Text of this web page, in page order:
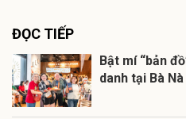
ĐỌC TIẾP
Bật mí “bản
danh tại Bà Nà